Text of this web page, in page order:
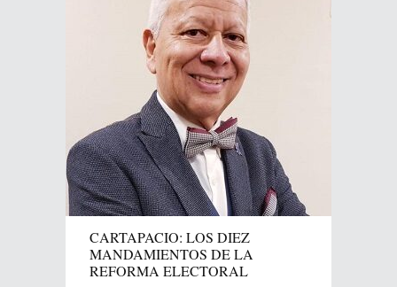
CARTAPACIO: LOS DIEZ
MANDAMIENTOS DE LA
REFORMA ELECTORAL